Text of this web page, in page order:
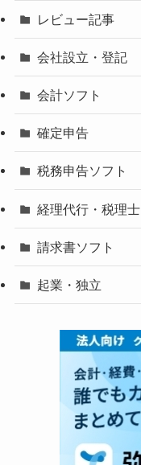
レビュー記事
会社設立・登記
会計ソフト
確定申告
税務申告ソフト
経理代行・税理士
請求書ソフト
起業・独立